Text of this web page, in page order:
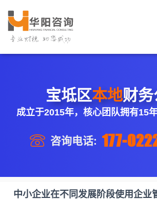
宝坻区本地财务
成立于2015年，核心团队拥有15
咨询电话: 177-
中小企业在不同发展阶段使用企业